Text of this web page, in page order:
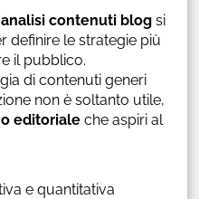
analisi contenuti blogsi
definire le strategie più
il pubblico.
di contenuti generi
non è soltanto utile,
editorialeche aspiri al
e quantitativa